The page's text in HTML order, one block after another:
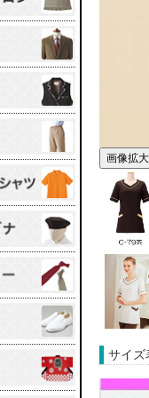
画像拡大
サイズ